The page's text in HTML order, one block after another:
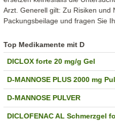
Arzt. Generell gilt: Zu Risiken und
Packungsbeilage und fragen Sie
Top Medikamente mit D
DICLOX forte 20 mg/g Gel
D-MANNOSE PLUS 2000 mg
D-MANNOSE PULVER
DICLOFENAC AL Schmerzgel